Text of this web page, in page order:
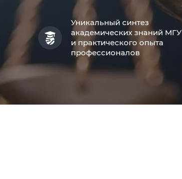
Уникальный синтез
академических знаний МГУ
и практического опыта
профессионалов